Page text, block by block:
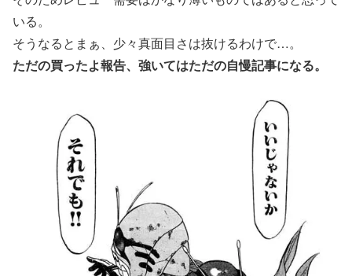
いる。
そうなるとまぁ、少々真面目さは抜けるわけで…。
ただの買ったよ報告、強いてはただの自慢記事になる。